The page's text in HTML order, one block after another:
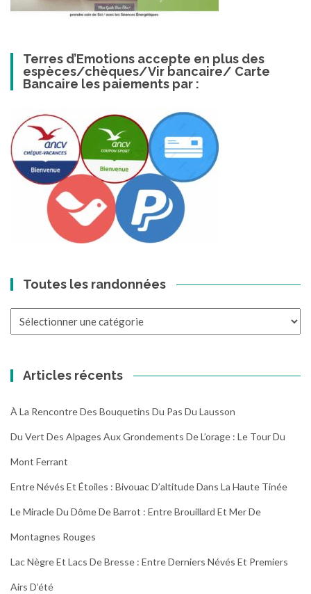
Terres d’Emotions accepte en plus des
espèces/chèques/Vir bancaire/ Carte
Bancaire les paiements par :
Toutes les randonnées
Articles récents
À La Rencontre Des Bouquetins Du Pas Du Lausson
Du Vert Des Alpages Aux Grondements De L’orage : Le Tour Du
Mont Ferrant
Entre Névés Et Étoiles : Bivouac D’altitude Dans La Haute Tinée
Le Miracle Du Dôme De Barrot : Entre Brouillard Et Mer De
Montagnes Rouges
Lac Nègre Et Lacs De Bresse : Entre Derniers Névés Et Premiers
Airs D’été